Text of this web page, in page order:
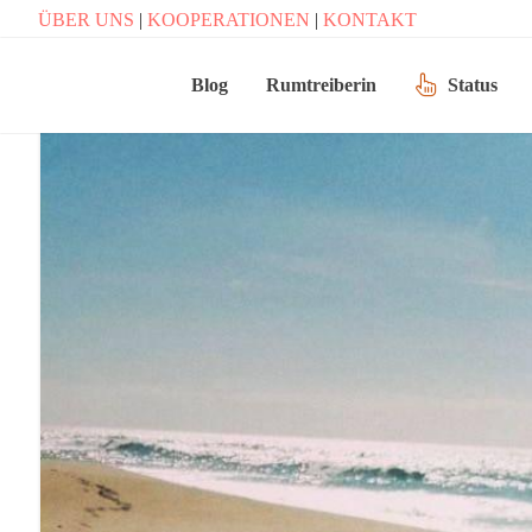
ÜBER UNS | KOOPERATIONEN | KONTAKT
Blog Rumtreiberin Status